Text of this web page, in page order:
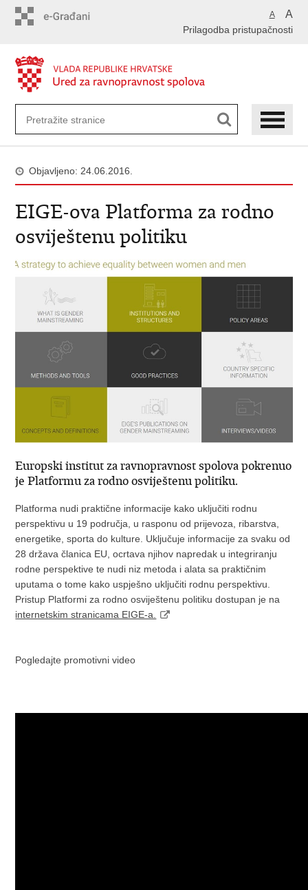
A A
Prilagodba pristupačnosti
Objavljeno: 24.06.2016.
EIGE-ova Platforma za rodno
osviještenu politiku
Europski institut za ravnopravnost spolova pokrenuo
je Platformu za rodno osviještenu politiku.
Platforma nudi praktične informacije kako uključiti rodnu
perspektivu u 19 područja, u rasponu od prijevoza, ribarstva,
energetike, sporta do kulture. Uključuje informacije za svaku od
28 država članica EU, ocrtava njihov napredak u integriranju
rodne perspektive te nudi niz metoda i alata sa praktičnim
uputama o tome kako uspješno uključiti rodnu perspektivu.
Pristup Platformi za rodno osviještenu politiku dostupan je na
internetskim stranicama EIGE-a.
Pogledajte promotivni video